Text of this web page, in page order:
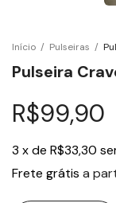
Início / Pulseiras /
Pulseira
R$99,90
3 xde R$33,30
Frete grátis a